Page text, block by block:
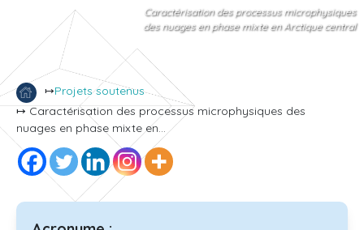
Caractérisation des processus microphysiques
des nuages en phase mixte en Arctique central
↦Projets soutenus
↦ Caractérisation des processus microphysiques des
nuages en phase mixte en...